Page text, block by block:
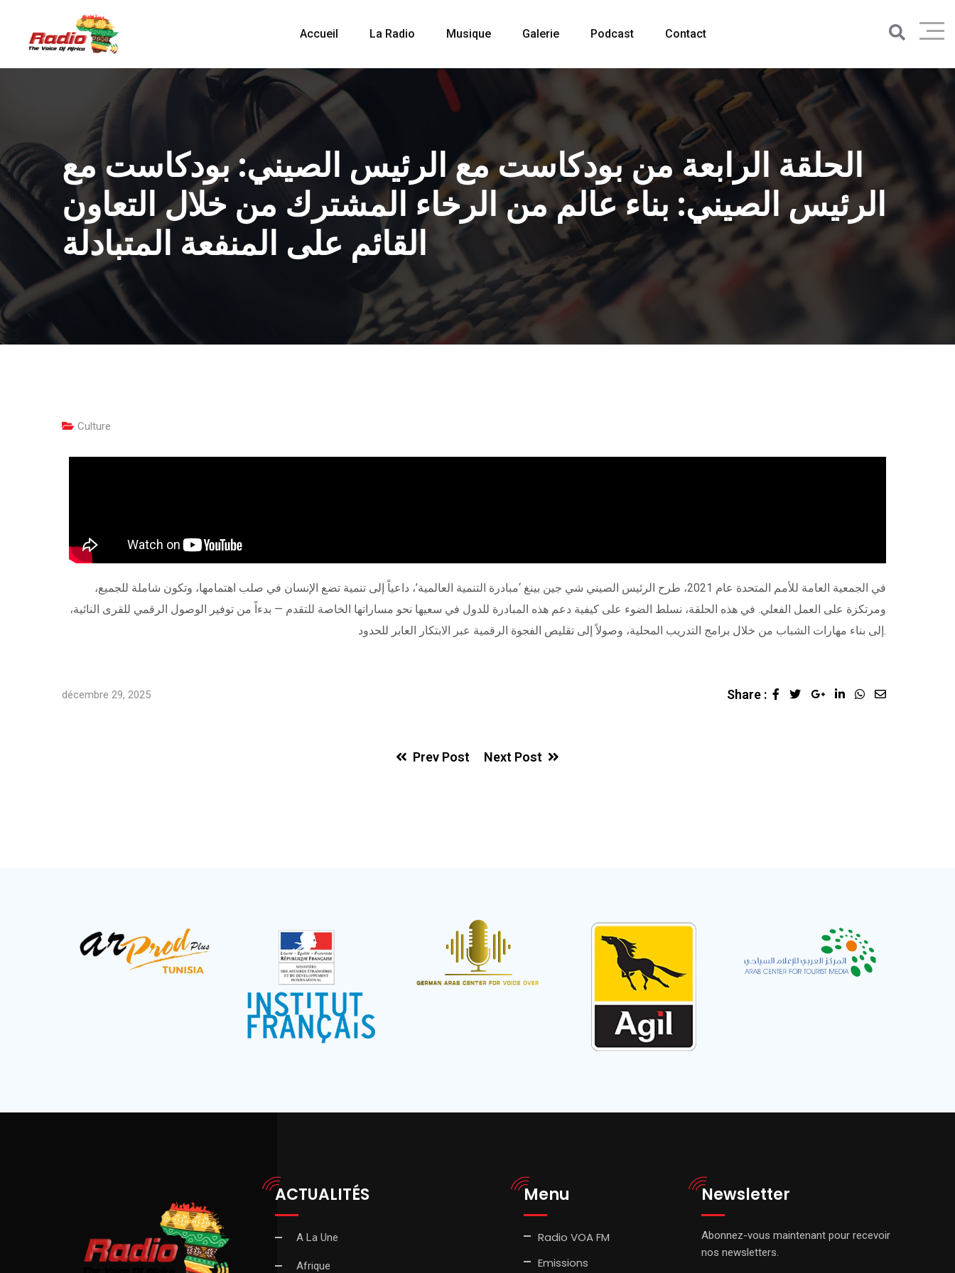
Accueil La Radio Musique Galerie Podcast Contact
الحلقة الرابعة من بودكاست مع الرئيس الصيني: بودكاست مع
الرئيس الصيني: بناء عالم من الرخاء المشترك من خلال التعاون
القائم على المنفعة المتبادلة
Culture
في الجمعية العامة للأمم المتحدة عام 2021، طرح الرئيس الصيني شي جين بينغ ‘مبادرة التنمية العالمية’، داعياً إلى تنمية تضع الإنسان في صلب اهتمامها، وتكون شاملة للجميع،
ومرتكزة على العمل الفعلي. في هذه الحلقة، نسلط الضوء على كيفية دعم هذه المبادرة للدول في سعيها نحو مساراتها الخاصة للتقدم — بدءاً من توفير الوصول الرقمي للقرى النائية،
إلى بناء مهارات الشباب من خلال برامج التدريب المحلية، وصولاً إلى تقليص الفجوة الرقمية عبر الابتكار العابر للحدود.
décembre 29, 2025 Share :
Prev Post Next Post
ACTUALITÉS
A La Une
Afrique
Menu
Radio VOA FM
Emissions
Newsletter
Abonnez-vous maintenant pour recevoir
nos newsletters.